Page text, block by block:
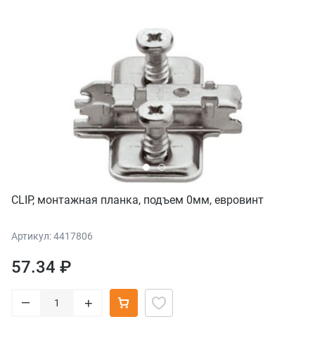
CLIP, монтажная планка, подъем 0мм, евровинт
Артикул: 4417806
57.34 ₽
– +